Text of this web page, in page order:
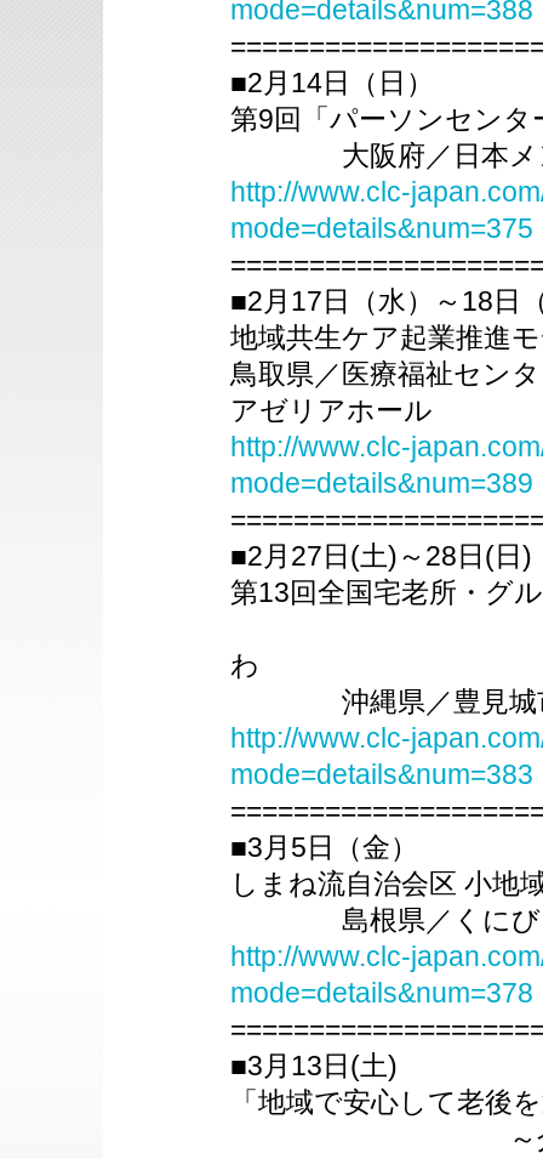
mode=details&num=388
■2月14日（日）
第9回「パーソンセン
大阪府／日本メン
http://www.clc-
mode=details&num=375
■2月17日（水）～18日
地域共生ケア起業推進
鳥取県／医療福祉セン
アゼリアホール
http://www.clc-
mode=details&num=389
■2月27日(土)～28日(日)
第13回全国宅老所・グ
わ
沖縄県／豊見城市
http://www.clc-
mode=details&num=383
■3月5日（金）
しまね流自治会区 小地
島根県／くにびき
http://www.clc-
mode=details&num=378
■3月13日(土)
「地域で安心して老後
～介護保険の